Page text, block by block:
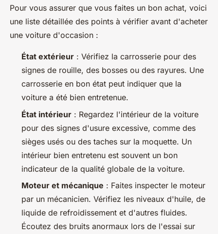
Pour vous assurer que vous faites un bon achat, voici
une liste détaillée des points à vérifier avant d'acheter
une voiture d'occasion :
État extérieur : Vérifiez la carrosserie pour des
signes de rouille, des bosses ou des rayures. Une
carrosserie en bon état peut indiquer que la
voiture a été bien entretenue.
État intérieur : Regardez l'intérieur de la voiture
pour des signes d'usure excessive, comme des
sièges usés ou des taches sur la moquette. Un
intérieur bien entretenu est souvent un bon
indicateur de la qualité globale de la voiture.
Moteur et mécanique : Faites inspecter le moteur
par un mécanicien. Vérifiez les niveaux d'huile, de
liquide de refroidissement et d'autres fluides.
Écoutez des bruits anormaux lors de l'essai sur